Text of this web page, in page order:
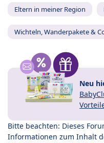
Eltern in meiner Region
Wichteln, Wanderpakete &
Neu
Bitte beachten: Dieses
Informationen zum Inhalt